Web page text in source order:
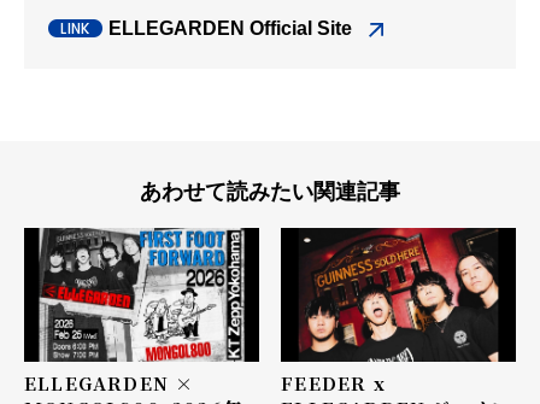
ELLEGARDEN Official Site
あわせて読みたい関連記事
ELLEGARDEN ×
FEEDER x